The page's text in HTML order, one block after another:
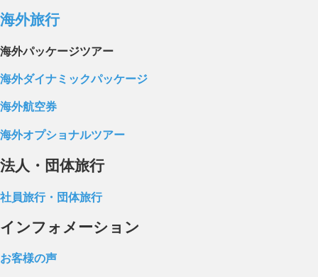
海外旅行
海外パッケージツアー
海外ダイナミックパッケージ
海外航空券
海外オプショナルツアー
法人・団体旅行
社員旅行・団体旅行
インフォメーション
お客様の声